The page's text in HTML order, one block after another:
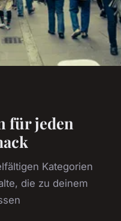
für jeden
Kategorien
die zu deinem